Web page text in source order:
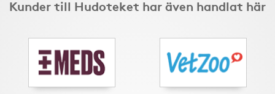
Kunder till Hudoteket har även handlat här